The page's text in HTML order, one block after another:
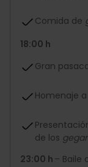
Comida de
18:00 h
Gran
Homenaje a
de los
23:00 h – Baile